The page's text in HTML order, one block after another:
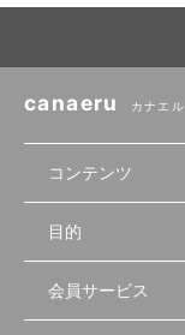
canaeru カナエル
コンテンツ
無料開業相談
セミナー情報
物件を探す
目的
店舗運営
会員サービス